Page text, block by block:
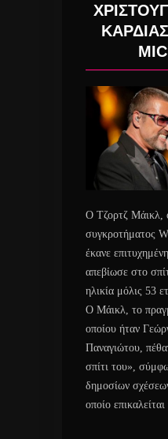
Ο Τζορτζ Μάικλ,
συγκροτήματος
έκανε
απεβίωσε στο
ηλικία μόλις 53
Ο Μάικλ, το
οποίου ήταν
Παναγιώτου,
σπίτι του»,
δημοσίων
οποίο